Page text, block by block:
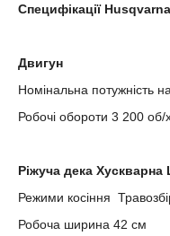
Специфікації
Двигун
Номінальна потужність
Робочі обороти 3 200 об/
Ріжуча дека Хускварна
Режими косіння
Робоча ширина 42 см